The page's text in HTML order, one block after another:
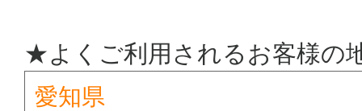
★よくご利用されるお客様の
愛知県